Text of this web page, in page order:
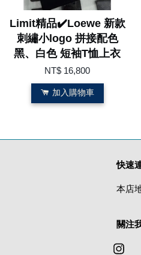
Limit精品✔️Loewe 新款
刺繡小logo 拼接配色
黑、白色 短袖T恤上衣
NT$ 16,800
加入購物車
快速
本店
關注